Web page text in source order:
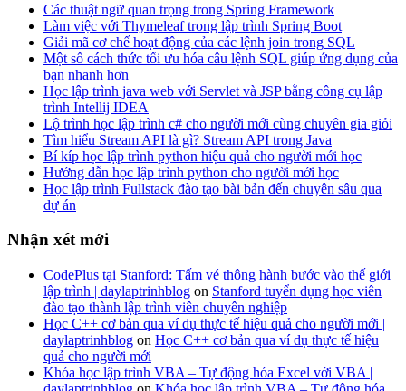
Các thuật ngữ quan trọng trong Spring Framework
Làm việc với Thymeleaf trong lập trình Spring Boot
Giải mã cơ chế hoạt động của các lệnh join trong SQL
Một số cách thức tối ưu hóa câu lệnh SQL giúp ứng dụng của
bạn nhanh hơn
Học lập trình java web với Servlet và JSP bằng công cụ lập
trình Intellij IDEA
Lộ trình học lập trình c# cho người mới cùng chuyên gia giỏi
Tìm hiểu Stream API là gì? Stream API trong Java
Bí kíp học lập trình python hiệu quả cho người mới học
Hướng dẫn học lập trình python cho người mới học
Học lập trình Fullstack đào tạo bài bản đến chuyên sâu qua
dự án
Nhận xét mới
CodePlus tại Stanford: Tấm vé thông hành bước vào thế giới
lập trình | daylaptrinhblog on Stanford tuyển dụng học viên
đào tạo thành lập trình viên chuyên nghiệp
Học C++ cơ bản qua ví dụ thực tế hiệu quả cho người mới |
daylaptrinhblog on Học C++ cơ bản qua ví dụ thực tế hiệu
quả cho người mới
Khóa học lập trình VBA – Tự động hóa Excel với VBA |